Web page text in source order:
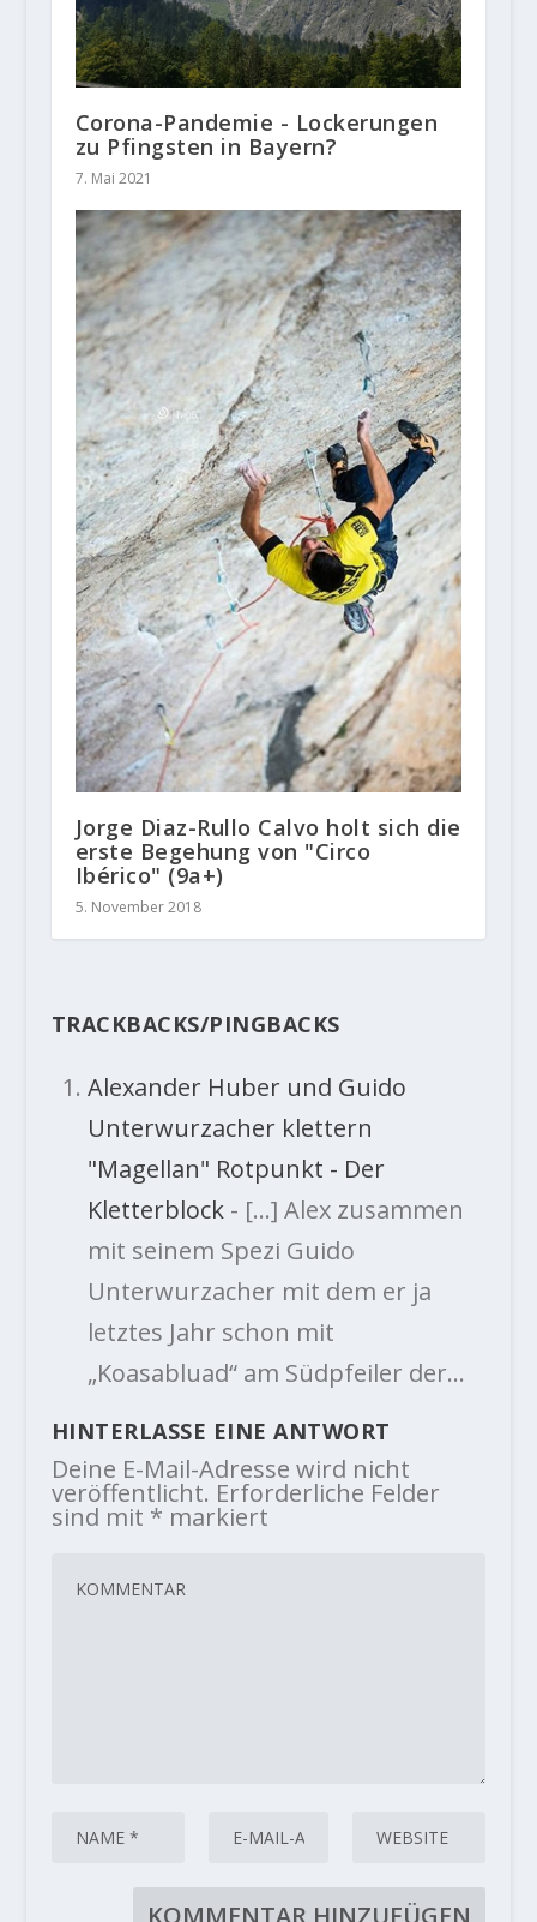
Corona-Pandemie - Lockerungen
zu Pfingsten in Bayern?
7. Mai 2021
Jorge Diaz-Rullo Calvo holt sich die
erste Begehung von "Circo
Ibérico" (9a+)
5. November 2018
TRACKBACKS/PINGBACKS
Alexander Huber und Guido
Unterwurzacher klettern
"Magellan" Rotpunkt - Der
Kletterblock- […] Alex zusammen
mit seinem Spezi Guido
Unterwurzacher mit dem er ja
letztes Jahr schon mit
„Koasabluad“ am Südpfeiler der…
HINTERLASSE EINE ANTWORT
Deine E-Mail-Adresse wird nicht
veröffentlicht. Erforderliche Felder
sind mit * markiert